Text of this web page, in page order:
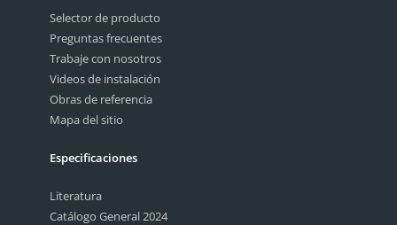
Selector de producto
Preguntas frecuentes
Trabaje con nosotros
Videos de instalación
Obras de referencia
Mapa del sitio
Especificaciones
Literatura
Catálogo General 2024